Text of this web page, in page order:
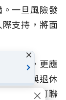
一旦風險發
支持，將面
理健康，更應
、財務與退休
檢視每月可聯
×